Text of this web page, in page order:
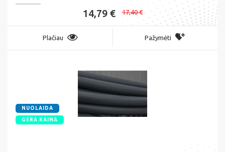
14,79 € 17,40 €
Plačiau Pažymėti
NUOLAIDA
GERA KAINA